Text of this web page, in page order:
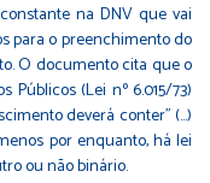
na DNV que vai
para o preenchimento do
O documento cita que o
(Lei nº 6.015/73)
deverá conter” (…)
por enquanto, há lei
ou não binário.